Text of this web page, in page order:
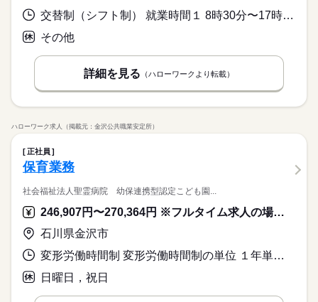
交替制（シフト制） 就業時間１ 8時30分〜17時00分 就業時間２ 9時00分〜17時30分
その他
詳細を見る （ハローワークより転載）
ハローワーク求人（掲載元：金沢公共職業安定所）
正社員
保育業務
社会福祉法人聖霊病院 幼保連携型認定こども園...
246,907円〜270,364円 ※フルタイム求人の場合は月額（換算額）、パート求人の場合は時間額を表示しています。
石川県金沢市
変形労働時間制 変形労働時間制の単位 １年単位 就業時間１ 8時30分〜17時45分 又は 7時00分〜16時00分の時間の間の8時間程度 就業時間に関する特記事項 早番、遅番のほか５パターンの変形労働制です。
日曜日，祝日